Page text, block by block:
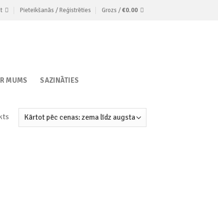
Pieteikšanās / Reģistrēties Grozs /€0.00
MUMS SAZINĀTIES